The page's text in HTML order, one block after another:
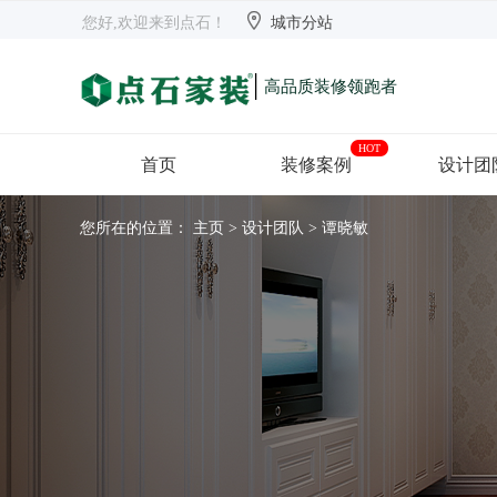
欢迎来到点石  长沙 【切换】
您好,欢迎来到点石！  城市分站
| 高品质装修领跑者
首页 装修案例
HOT
设计团
您所在的位置： 主页 > 设计团队 > 谭晓敏